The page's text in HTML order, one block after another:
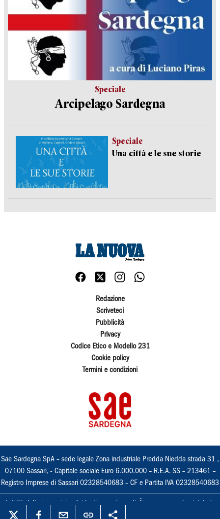
Speciale
Arcipelago Sardegna
Speciale
Una città e le sue storie
Redazione
Scriveteci
Pubblicità
Privacy
Codice Etico e Modello 231
Cookie policy
Termini e condizioni
Sae Sardegna SpA – sede legale Zona industriale Predda Niedda strada 31 ,
07100 Sassari, - Capitale sociale Euro 6.000.000 – R.E.A. SS – 213461 –
Registro Imprese di Sassari 02328540683 – CF e Partita IVA 02328540683
I diritti delle immagini e dei testi sono riservati. È espressamente vietata la
loro riproduzione con qualsiasi mezzo e l'adattamento totale o parziale.